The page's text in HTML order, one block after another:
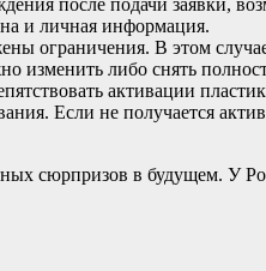
и личная информация.
В этом
изменить либо снять
активации
Если не получается
сюрпризов в будущем. У